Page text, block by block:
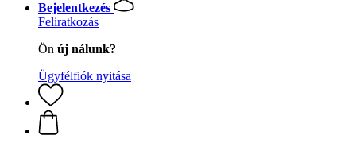
Bejelentkezés
Feliratkozás
Ön új nálunk?
Ügyfélfiók nyitása